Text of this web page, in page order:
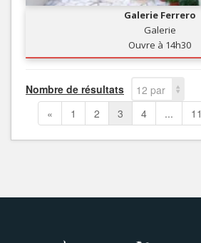
Galerie Ferrero
Galerie
Ouvre à 14h30
Nombre de résultats
12 par
page
« 1 2 3 4 ... 11